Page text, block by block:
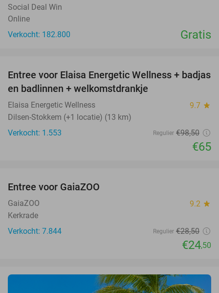
Social Deal Win
Online
Verkocht: 182.800
Gratis
34%
Entree voor Elaisa Energetic Wellness + badjas
en badlinnen + welkomstdrankje
Elaisa Energetic Wellness 9.7 star
Dilsen-Stokkem (+1 locatie) (13 km)
Verkocht: 1.553
Regulier €98,50
€65
Entree voor GaiaZOO
GaiaZOO 9.2 star
Kerkrade
Verkocht: 7.844
Regulier €28,50
€24,50